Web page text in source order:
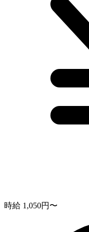
時給 1,050円〜